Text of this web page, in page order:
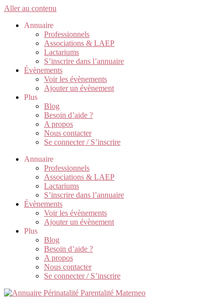
Aller au contenu
Annuaire
Professionnels
Associations & LAEP
Lactariums
S’inscrire dans l’annuaire
Évènements
Voir les évènements
Ajouter un évènement
Plus
Blog
Besoin d’aide ?
A propos
Nous contacter
Se connecter / S’inscrire
Annuaire
Professionnels
Associations & LAEP
Lactariums
S’inscrire dans l’annuaire
Évènements
Voir les évènements
Ajouter un évènement
Plus
Blog
Besoin d’aide ?
A propos
Nous contacter
Se connecter / S’inscrire